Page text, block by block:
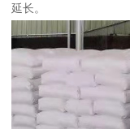
延长。